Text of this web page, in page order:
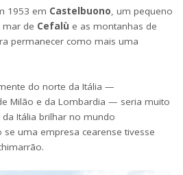
1953 em Castelbuono , um pequeno
de Cefalù e as montanhas de
permanecer como mais uma
do norte da Itália —
Milão e da Lombardia — seria muito
Itália brilhar no mundo
uma empresa cearense tivesse